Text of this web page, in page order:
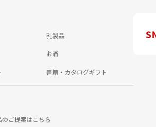
乳製品
お酒
書籍・カタログギフト
のご提案はこちら